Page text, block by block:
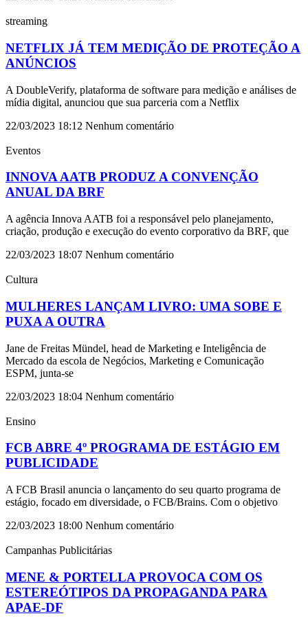
streaming
NETFLIX JÁ TEM MEDIÇÃO DE PROTEÇÃO A
ANÚNCIOS
A DoubleVerify, plataforma de software para medição e análises de
mídia digital, anunciou que sua parceria com a Netflix
22/03/2023 18:12 Nenhum comentário
Eventos
INNOVA AATB PRODUZ A CONVENÇÃO
ANUAL DA BRF
A agência Innova AATB foi a responsável pelo planejamento,
criação, produção e execução do evento corporativo da BRF, que
22/03/2023 18:07 Nenhum comentário
Cultura
MULHERES LANÇAM LIVRO: UMA SOBE E
PUXA A OUTRA
Jane de Freitas Mündel, head de Marketing e Inteligência de
Mercado da escola de Negócios, Marketing e Comunicação
ESPM, junta-se
22/03/2023 18:04 Nenhum comentário
Ensino
FCB ABRE 4º PROGRAMA DE ESTÁGIO EM
PUBLICIDADE
A FCB Brasil anuncia o lançamento do seu quarto programa de
estágio, focado em diversidade, o FCB/Brains. Com o objetivo
22/03/2023 18:00 Nenhum comentário
Campanhas Publicitárias
MENE & PORTELLA PROVOCA COM OS
ESTEREÓTIPOS DA PROPAGANDA PARA
APAE-DF